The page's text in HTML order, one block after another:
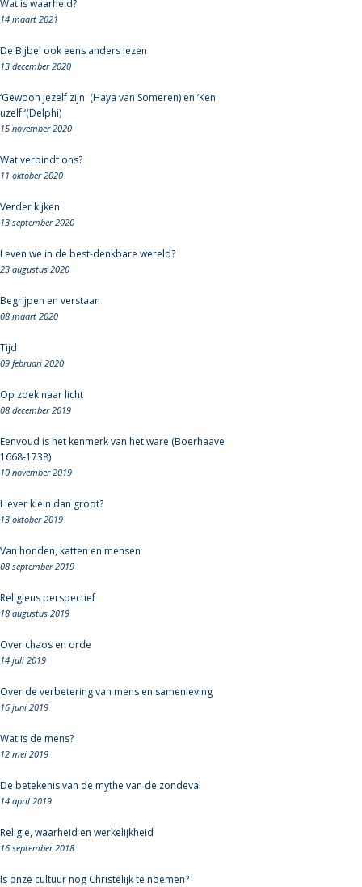
Wat is waarheid?
14 maart 2021
De Bijbel ook eens anders lezen
13 december 2020
‘Gewoon jezelf zijn' (Haya van Someren) en ‘Ken
uzelf ‘(Delphi)
15 november 2020
Wat verbindt ons?
11 oktober 2020
Verder kijken
13 september 2020
Leven we in de best-denkbare wereld?
23 augustus 2020
Begrijpen en verstaan
08 maart 2020
Tijd
09 februari 2020
Op zoek naar licht
08 december 2019
Eenvoud is het kenmerk van het ware (Boerhaave
1668-1738)
10 november 2019
Liever klein dan groot?
13 oktober 2019
Van honden, katten en mensen
08 september 2019
Religieus perspectief
18 augustus 2019
Over chaos en orde
14 juli 2019
Over de verbetering van mens en samenleving
16 juni 2019
Wat is de mens?
12 mei 2019
De betekenis van de mythe van de zondeval
14 april 2019
Religie, waarheid en werkelijkheid
16 september 2018
Is onze cultuur nog Christelijk te noemen?